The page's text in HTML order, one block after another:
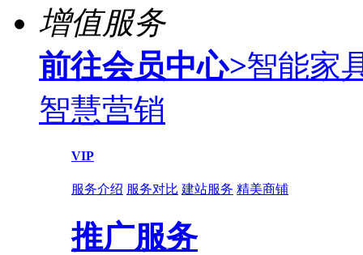
增值服务
前往会员中心>智能家
智慧营销
VIP
服务介绍 服务对比 建站服务 精美商铺
推广服务